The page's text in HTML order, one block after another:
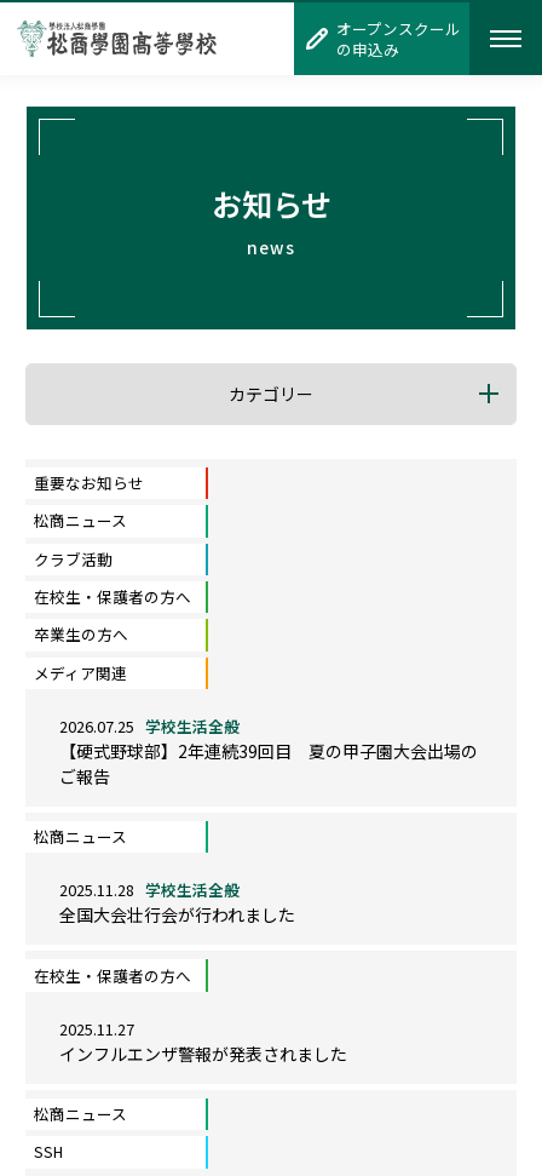
オープンスクール
の申込み
オープンスクール
の申込み
お知らせ
news
カテゴリー
重要なお知らせ
松商ニュース
クラブ活動
在校生・保護者の方へ
卒業生の方へ
メディア関連
2026.07.25 学校生活全般
【硬式野球部】2年連続39回目 夏の甲子園大会出場の
ご報告
松商ニュース
2025.11.28 学校生活全般
全国大会壮行会が行われました
在校生・保護者の方へ
2025.11.27
インフルエンザ警報が発表されました
松商ニュース
SSH